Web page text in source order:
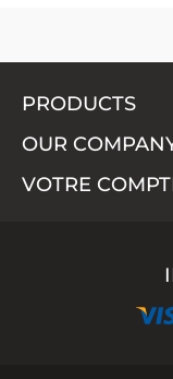
PRODUCTS
OUR
VOTRE